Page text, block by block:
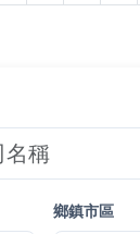
鄉鎮市區